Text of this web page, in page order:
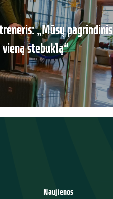
„Mūsų pagrindinis
stebuklą“
Naujienos